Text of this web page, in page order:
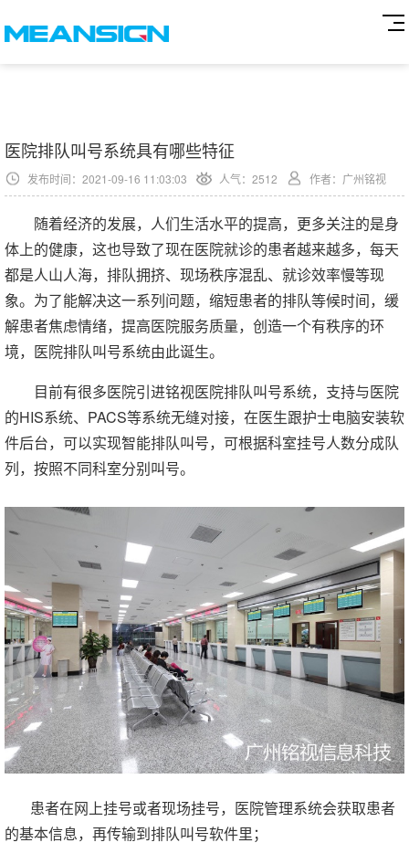
医院排队叫号系统具有哪些特征
发布时间：2021-09-16 11:03:03 人气： 2512 作者：广州铭视
随着经济的发展，人们生活水平的提高，更多关注的是身
体上的健康，这也导致了现在医院就诊的患者越来越多，每天
都是人山人海，排队拥挤、现场秩序混乱、就诊效率慢等现
象。为了能解决这一系列问题，缩短患者的排队等候时间，缓
解患者焦虑情绪，提高医院服务质量，创造一个有秩序的环
境，医院排队叫号系统由此诞生。
目前有很多医院引进铭视医院排队叫号系统，支持与医院
的HIS系统、PACS等系统无缝对接，在医生跟护士电脑安装软
件后台，可以实现智能排队叫号，可根据科室挂号人数分成队
列，按照不同科室分别叫号。
患者在网上挂号或者现场挂号，医院管理系统会获取患者
的基本信息，再传输到排队叫号软件里；